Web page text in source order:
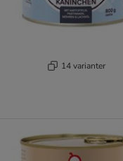
14 varianter